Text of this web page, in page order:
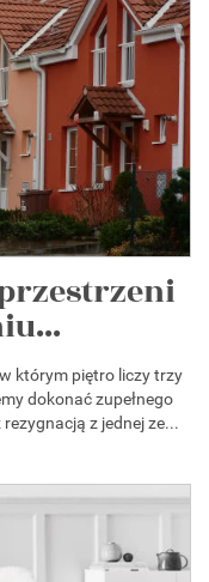
którym piętro liczy trzy
dokonać zupełnego
z jednej ze...